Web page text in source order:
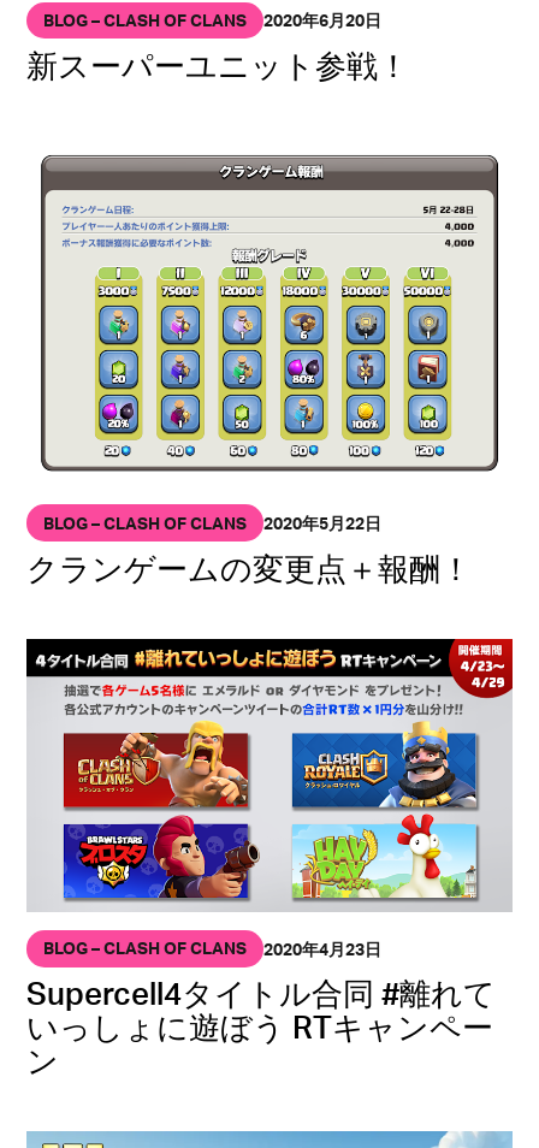
BLOG – CLASH OF CLANS 2020年6月20日
新スーパーユニット参戦！
BLOG – CLASH OF CLANS 2020年5月22日
クランゲームの変更点＋報酬！
BLOG – CLASH OF CLANS 2020年4月23日
Supercell4タイトル合同 #離れて
いっしょに遊ぼう RTキャンペー
ン